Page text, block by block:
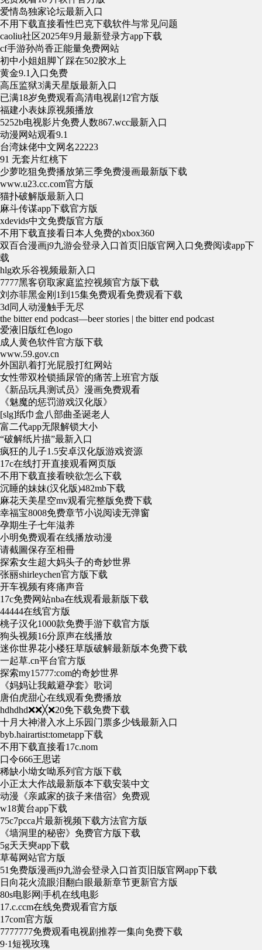
爱情岛独家论坛最新入口
不用下载直接看性巴克下载软件与常见问题
caoliu社区2025年9月最新登录方app下载
cf手游孙尚香正能量免费网站
初中小姐姐脚丫踩在502胶水上
黄金9.1入口免费
高压监狱3满天星版最新入口
已满18岁免费观看高清电视剧12官方版
福建小表妹原视频播放
5252b电视影片免费人数867.wcc最新入口
动漫网站观看9.1
台湾妹佬中文网名22223
91 无套片红桃下
少萝吃狙免费播放第三季免费漫画最新版下载
www.u23.cc.com官方版
猫扑破解版最新入口
麻斗传谋app下载官方版
xdevids中文免费版官方版
不用下载直接看日本人免费的xbox360
双百合漫画j9九游会登录入口首页旧版官网入口免费阅读app下
载
hlg欢乐谷视频最新入口
7777黑客窃取家庭监控视频官方版下载
刘亦菲黑金刚1到15集免费观看免费观看下载
3d同人动漫触手无尽
the bitter end podcast—beer stories | the bitter end podcast
爱液旧版红色logo
成人黄色软件官方版下载
www.59.gov.cn
外国趴着打光屁股打红网站
女性带双栓锁插尿管的痛苦上班官方版
《新品玩具测试员》漫画免费观看
《魅魔的惩罚游戏汉化版》
[slg]纸巾盒八部曲圣诞老人
富二代app无限解锁大小
“破解纸片描”最新入口
疯狂的儿子1.5安卓汉化版游戏资源
17c在线打开直接观看网页版
不用下载直接看映欲怎么下载
沉睡的妹妹(汉化版)482mb下载
麻花天美星空mv观看完整版免费下载
幸福宝8008免费章节小说阅读无弹窗
孕期生子七年滋养
小明免费观看在线播放动漫
请截圖保存至相冊
探索女生超大妈头子的奇妙世界
张丽shirleychen官方版下载
开车视频有疼痛声音
17c免费网站nba在线观看最新版下载
44444在线官方版
桃子汉化1000款免费手游下载官方版
狗头视频16分原声在线播放
迷你世界花小楼狂草版破解最新版本免费下载
一起草.cn平台官方版
探索my15777:com的奇妙世界
《妈妈让我戴避孕套》歌词
唐伯虎甜心在线观看免费播放
hdhdhd❌❌╳❌20免下载免费下载
十月大神潜入水上乐园门票多少钱最新入口
byb.hairartist:tometapp下载
不用下载直接看17c.nom
口令666王思诺
稀缺小坳女呦系列官方版下载
小正太大作战最新版本下载安装中文
动漫《亲戚家的孩子来借宿》免费观
w18黄台app下载
75c7pcca片最新视频下载方法官方版
《墙洞里的秘密》免费官方版下载
5g天天奭app下载
草莓网站官方版
51免费版漫画j9九游会登录入口首页旧版官网app下载
日向花火流眼泪翻白眼最新章节更新官方版
80s电影网|手机在线电影
17.c.ccm在线免费观看官方版
17com官方版
7777777免费观看电视剧推荐一集向免费下载
9·1短视玫瑰